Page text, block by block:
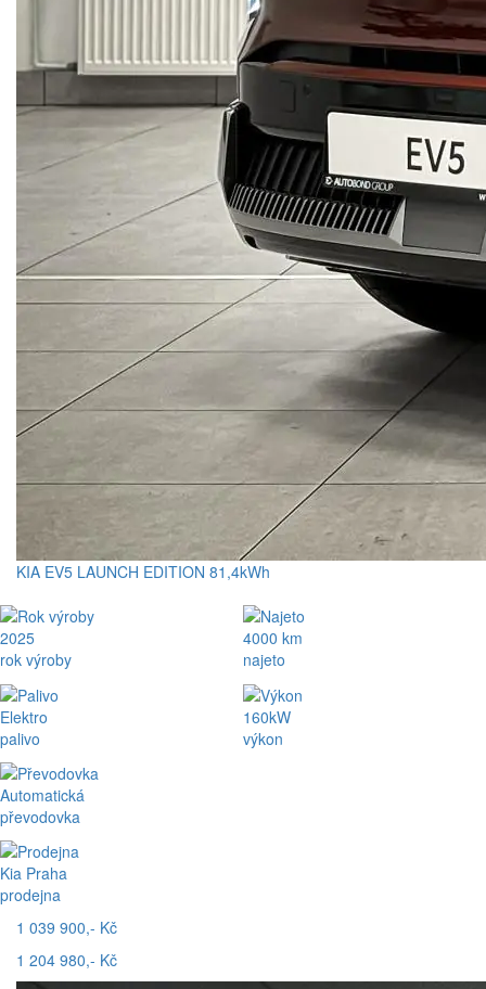
KIA EV5 LAUNCH EDITION 81,4kWh
2025
rok výroby
Elektro
palivo
Automatická
převodovka
Kia Praha
prodejna
4000 km
najeto
160kW
výkon
1 039 900,- Kč
1 204 980,- Kč